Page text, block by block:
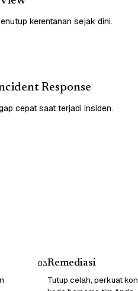
kerentanan sejak dini.
Response
cepat saat terjadi insiden.
03Remediasi
Tutup celah, perkuat